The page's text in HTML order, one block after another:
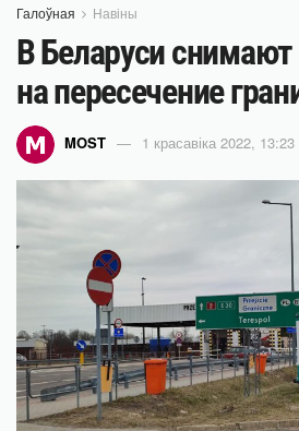
Галоўная Навіны
В Беларуси снимают
на пересечение
MOST 1 красавіка 2022, 13:23